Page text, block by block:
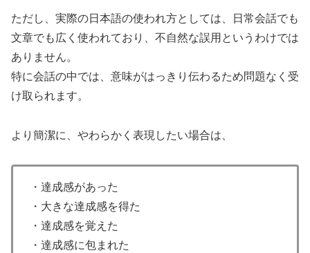
ただし、実際の日本語の使われ方としては、日常会話でも
文章でも広く使われており、不自然な誤用というわけでは
ありません。
特に会話の中では、意味がはっきり伝わるため問題なく受
け取られます。
より簡潔に、やわらかく表現したい場合は、
・達成感があった
・大きな達成感を得た
・達成感を覚えた
・達成感に包まれた